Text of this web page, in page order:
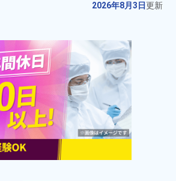
2026年8月3日更新